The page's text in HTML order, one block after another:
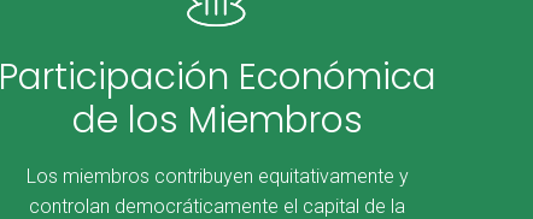
Participación Económica
de los Miembros
Los miembros contribuyen equitativamente y
controlan democráticamente el capital de la